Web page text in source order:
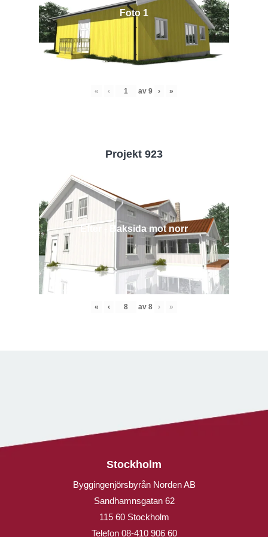
Foto 1
« ‹ av 9 › »
Projekt 923
Efter - Baksida mot norr
« ‹ av 8 › »
Stockholm
Byggingenjörsbyrån Norden AB
Sandhamnsgatan 62
115 60 Stockholm
Telefon 08-410 906 60